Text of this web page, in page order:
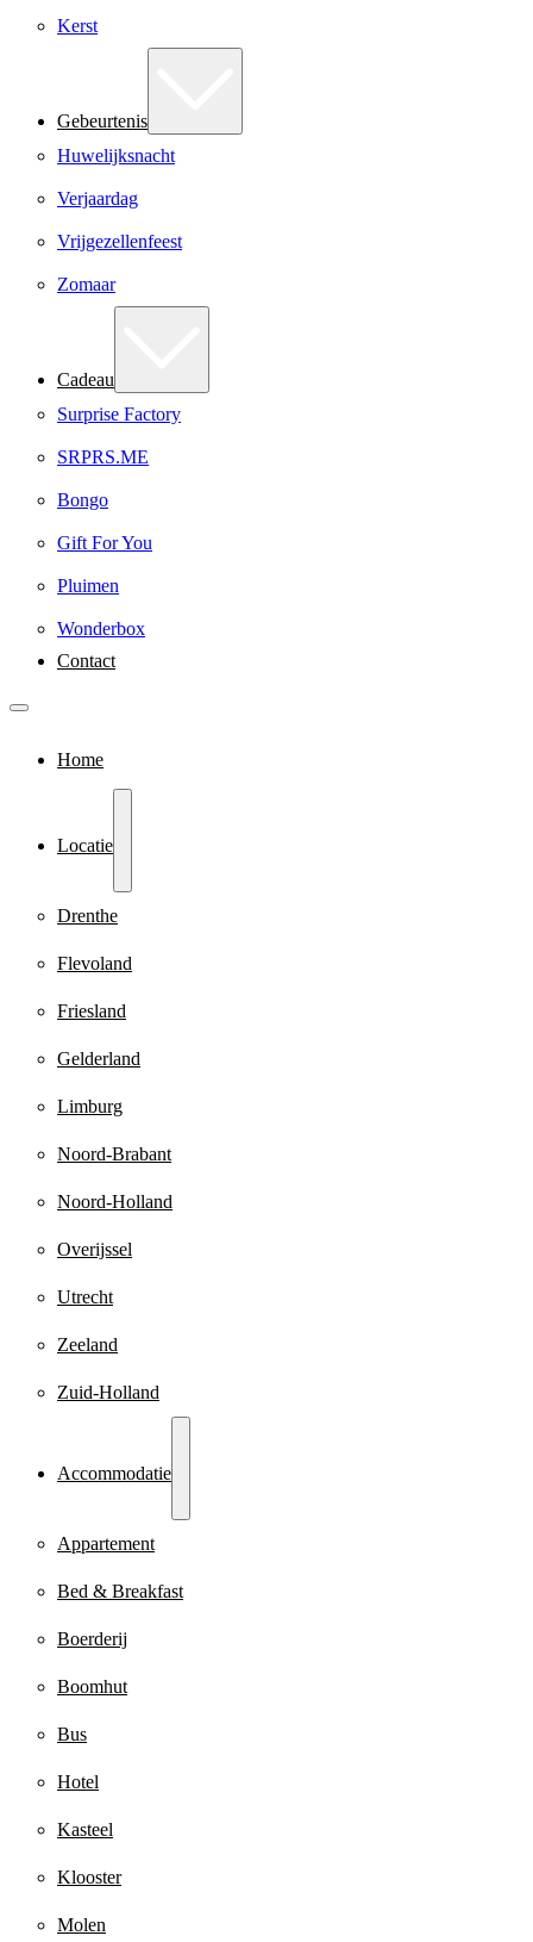
Kerst
Gebeurtenis
Huwelijksnacht
Verjaardag
Vrijgezellenfeest
Zomaar
Cadeau
Surprise Factory
SRPRS.ME
Bongo
Gift For You
Pluimen
Wonderbox
Contact
Home
Locatie
Drenthe
Flevoland
Friesland
Gelderland
Limburg
Noord-Brabant
Noord-Holland
Overijssel
Utrecht
Zeeland
Zuid-Holland
Accommodatie
Appartement
Bed & Breakfast
Boerderij
Boomhut
Bus
Hotel
Kasteel
Klooster
Molen